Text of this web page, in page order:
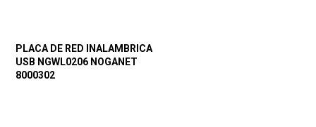
PLACA DE RED INALAMBRICA
USB NGWL0206 NOGANET
8000302